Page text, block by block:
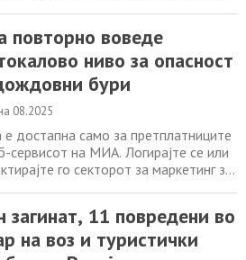
ниво за опасност од
бури Еден загинат, 11
во судар на воз и туристички
во Русија Поради екстремната
во Португалија
повторно воведe
ниво за опасност
бури
08.2025
е достапна само за претплатниците
сервисот на МИА. Логирајте се или
го секторот за маркетинг за
во судар на воз и туристички
во Русија Поради екстремната
во Португалија за една недела
загинат, 11 повредени во
на воз и туристички